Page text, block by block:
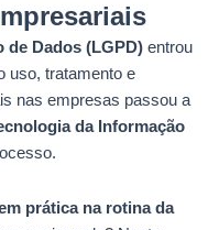
de Dados (LGPD) entrou
uso, tratamento e
nas empresas passou a
da Informação
prática na rotina da